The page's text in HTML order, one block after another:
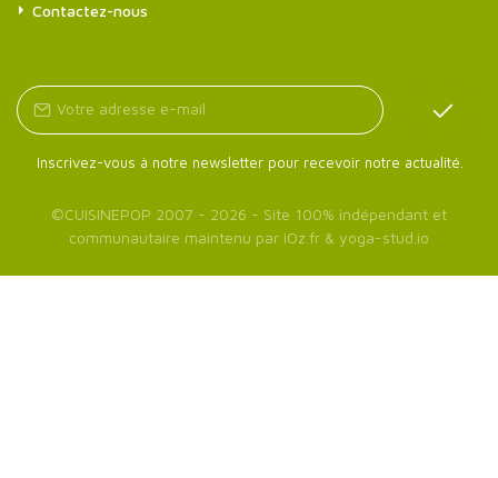
Contactez-nous
Inscrivez-vous à notre newsletter pour recevoir notre actualité.
©CUISINEPOP 2007 - 2026 - Site 100% indépendant et
communautaire maintenu par iOz.fr & yoga-stud.io